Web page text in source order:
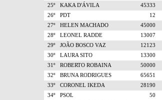
25º
KAKA D'ÁVILA 45333
26º
PDT 12
27º
HELEN MACHADO 45000
28º
LEONEL RADDE 13007
29º
JOÃO BOSCO VAZ 12123
30º
LAURA SITO 13300
31º
ROBERTO ROBAINA 50000
32º
BRUNA RODRIGUES 65651
33º
CORONEL IKEDA 28190
34º
PSOL 50